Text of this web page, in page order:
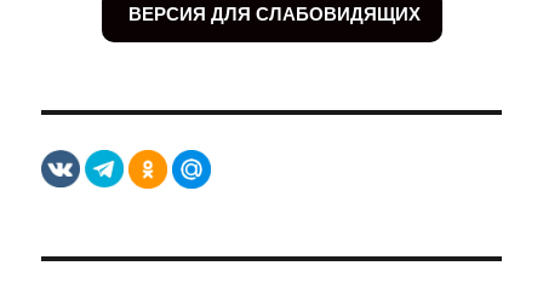
ВЕРСИЯ ДЛЯ СЛАБОВИДЯЩИХ